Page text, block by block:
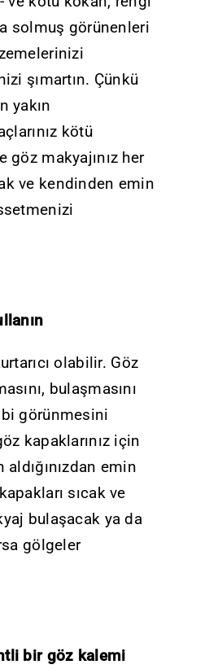
solmuş görünenleri
şımartın. Çünkü
yakın
kötü
göz makyajınız her
ve kendinden emin
olabilir. Göz
bulaşmasını
görünmesini
kapaklarınız için
emin
sıcak ve
bulaşacak ya da
gölgeler
bir göz kalemi